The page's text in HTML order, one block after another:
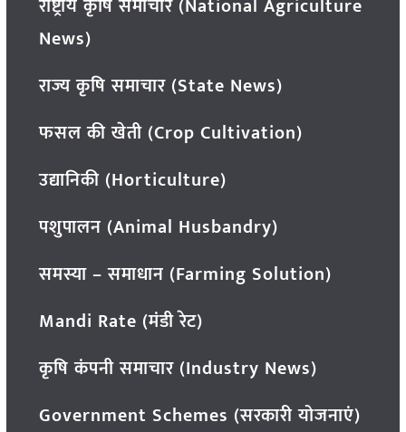
राष्ट्रीय कृषि समाचार (National Agriculture
News)
राज्य कृषि समाचार (State News)
फसल की खेती (Crop Cultivation)
उद्यानिकी (Horticulture)
पशुपालन (Animal Husbandry)
समस्या – समाधान (Farming Solution)
Mandi Rate (मंडी रेट)
कृषि कंपनी समाचार (Industry News)
Government Schemes (सरकारी योजनाएं)